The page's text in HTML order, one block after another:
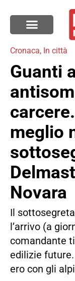
Cronaca, In città
Guanti
meglio
Novara
Il
l’arrivo (a
comandante
edilizie future.
ero con gli